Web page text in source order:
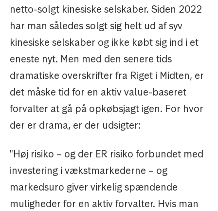
netto-solgt kinesiske selskaber. Siden 2022
har man således solgt sig helt ud af syv
kinesiske selskaber og ikke købt sig ind i et
eneste nyt. Men med den senere tids
dramatiske overskrifter fra Riget i Midten, er
det måske tid for en aktiv value-baseret
forvalter at gå på opkøbsjagt igen. For hvor
der er drama, er der udsigter:
"Høj risiko – og der ER risiko forbundet med
investering i vækstmarkederne – og
markedsuro giver virkelig spændende
muligheder for en aktiv forvalter. Hvis man